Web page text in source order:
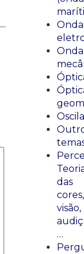
das
cores,
visão,
…